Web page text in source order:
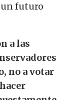
un futuro
a las
no a votar